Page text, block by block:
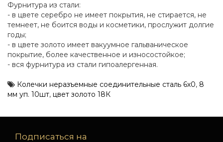
Фурнитура из стали:
- в цвете серебро не имеет покрытия, не стирается, не
темнеет, не боится воды и косметики, прослужит долгие
годы;
- в цвете золото имеет вакуумное гальваническое
покрытие, более качественное и износостойкое;
- вся фурнитура из стали гипоалергенная.
Колечки неразъемные соединительные сталь 6х0, 8
мм уп. 10шт, цвет золото 18К
Подписаться на